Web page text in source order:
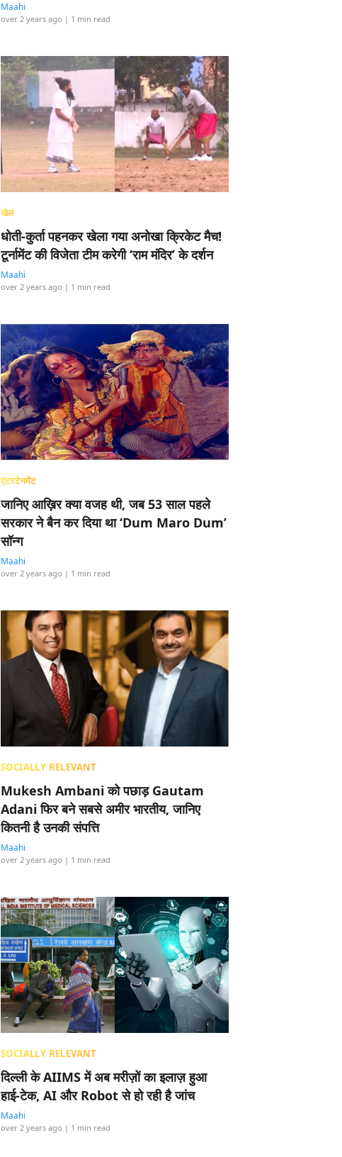
Maahi
over 2 years ago | 1 min read
खेल
धोती-कुर्ता पहनकर खेला गया अनोखा क्रिकेट मैच!
टूर्नामेंट की विजेता टीम करेगी ‘राम मंदिर’ के दर्शन
Maahi
over 2 years ago | 1 min read
एंटरटेनमेंट
जानिए आख़िर क्या वजह थी, जब 53 साल पहले
सरकार ने बैन कर दिया था ‘Dum Maro Dum’
सॉन्ग
Maahi
over 2 years ago | 1 min read
SOCIALLY RELEVANT
Mukesh Ambani को पछाड़ Gautam
Adani फिर बने सबसे अमीर भारतीय, जानिए
कितनी है उनकी संपत्ति
Maahi
over 2 years ago | 1 min read
SOCIALLY RELEVANT
दिल्ली के AIIMS में अब मरीज़ों का इलाज़ हुआ
हाई-टेक, AI और Robot से हो रही है जांच
Maahi
over 2 years ago | 1 min read